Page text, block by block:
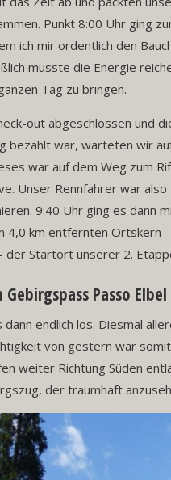
Punkt 8:00 Uhr ging
ich mir ordentlich den
musste die Energie
Tag zu bringen.
out abgeschlossen und
bezahlt war, warteten wir
war auf dem Weg zum
Unser Rennfahrer war also
9:40 Uhr ging es dann
4,0 km entfernten Ortskern
der Startort unserer 2.
Passo Elbel
endlich los. Diesmal
von gestern war
weiter Richtung Süden
der traumhaft